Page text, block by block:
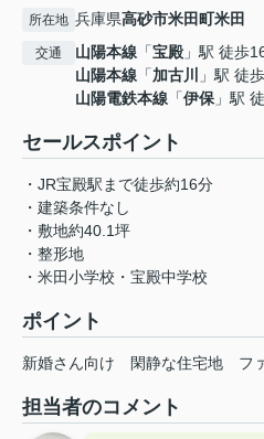
所在地 兵庫県高砂市米田町米田
交通 山陽本線 「宝殿 」駅 徒歩
山陽本線 「加古川
」駅 徒
山陽電鉄本線 「伊保」駅
セールスポイント
・JR宝殿駅まで徒歩約16分
・建築条件なし
・敷地約40.1坪
・整形地
・米田小学校・宝殿中学校
ポイント
新婚さん向け 閑静な住宅地 フ
担当者のコメント